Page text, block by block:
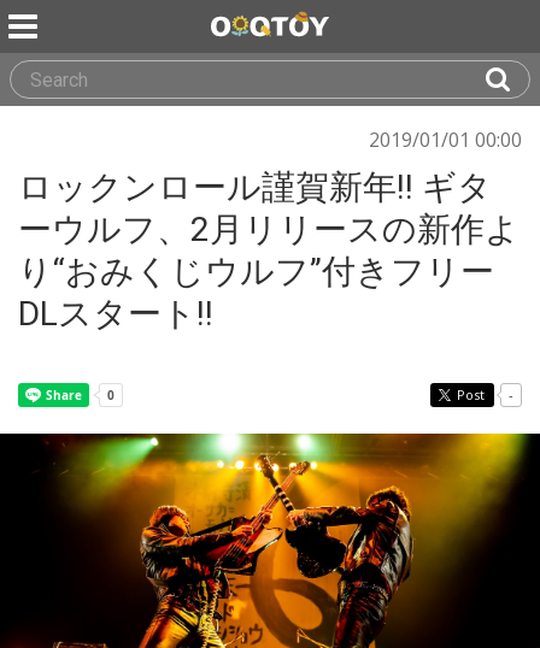
2019/01/01 00:00
ロックンロール謹賀新年!! ギタ
ーウルフ、2月リリースの新作よ
り“おみくじウルフ”付きフリー
DLスタート!!
Post -